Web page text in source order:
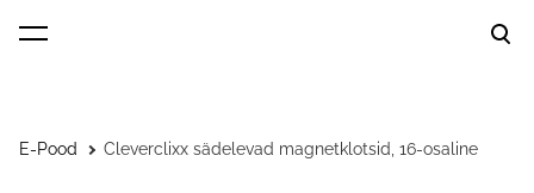
lisati ostukorvi.
E-Pood Cleverclixx sädelevad magnetklotsid, 16-osaline